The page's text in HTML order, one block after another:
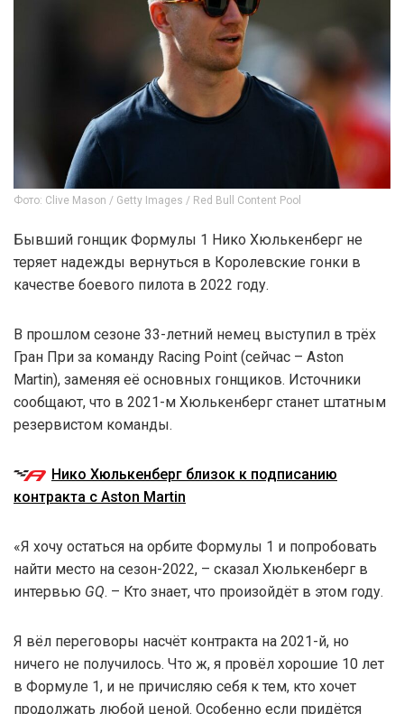
Фото: Clive Mason / Getty Images / Red Bull Content Pool
Бывший гонщик Формулы 1 Нико Хюлькенберг не
теряет надежды вернуться в Королевские гонки в
качестве боевого пилота в 2022 году.
В прошлом сезоне 33-летний немец выступил в трёх
Гран При за команду Racing Point (сейчас – Aston
Martin), заменяя её основных гонщиков. Источники
сообщают, что в 2021-м Хюлькенберг станет штатным
резервистом команды.
Нико Хюлькенберг близок к подписанию
контракта с Aston Martin
«Я хочу остаться на орбите Формулы 1 и попробовать
найти место на сезон-2022, – сказал Хюлькенберг в
интервью GQ. – Кто знает, что произойдёт в этом году.
Я вёл переговоры насчёт контракта на 2021-й, но
ничего не получилось. Что ж, я провёл хорошие 10 лет
в Формуле 1, и не причисляю себя к тем, кто хочет
продолжать любой ценой. Особенно если придётся